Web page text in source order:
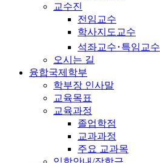
교수진
전임교수
학사지도교수
석좌교수･특임교수
오시는 길
융합국제학부
학부장 인사말
교육목표
교육과정
졸업학점
교과과정
주요 교과목